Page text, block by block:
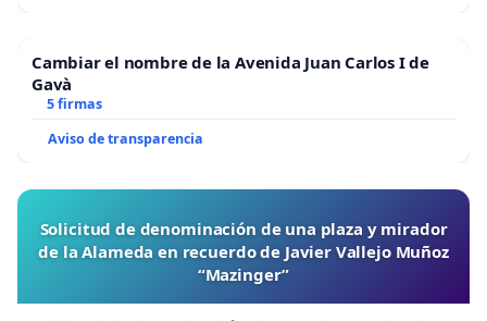
Cambiar el nombre de la Avenida Juan Carlos I de
Gavà
5 firmas
Aviso de transparencia
Solicitud de denominación de una plaza y mirador
de la Alameda en recuerdo de Javier Vallejo Muñoz
“Mazinger”